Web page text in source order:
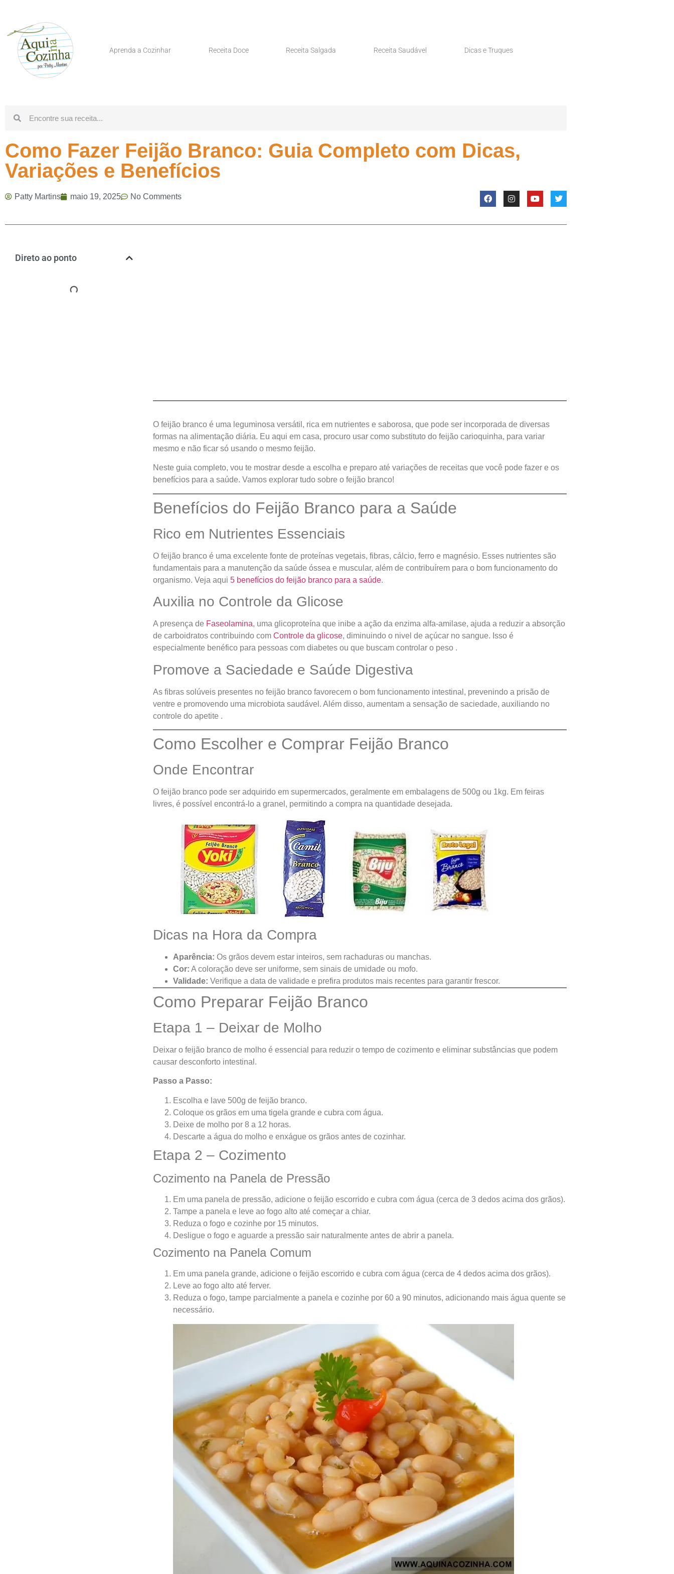
Aprenda a Cozinhar Receita Doce Receita Salgada Receita Saudável Dicas e Truques
Como Fazer Feijão Branco: Guia Completo com Dicas,
Variações e Benefícios
Patty Martins maio 19, 2025 No Comments
Direto ao ponto
O feijão branco é uma leguminosa versátil, rica em nutrientes e saborosa, que pode ser incorporada de diversas
formas na alimentação diária. Eu aqui em casa, procuro usar como substituto do feijão carioquinha, para variar
mesmo e não ficar só usando o mesmo feijão.
Neste guia completo, vou te mostrar desde a escolha e preparo até variações de receitas que você pode fazer e os
benefícios para a saúde. Vamos explorar tudo sobre o feijão branco!
Benefícios do Feijão Branco para a Saúde
Rico em Nutrientes Essenciais
O feijão branco é uma excelente fonte de proteínas vegetais, fibras, cálcio, ferro e magnésio. Esses nutrientes são
fundamentais para a manutenção da saúde óssea e muscular, além de contribuírem para o bom funcionamento do
organismo. Veja aqui 5 benefícios do feijão branco para a saúde.
Auxilia no Controle da Glicose
A presença de Faseolamina, uma glicoproteína que inibe a ação da enzima alfa-amilase, ajuda a reduzir a absorção
de carboidratos contribuindo com Controle da glicose, diminuindo o nivel de açúcar no sangue. Isso é
especialmente benéfico para pessoas com diabetes ou que buscam controlar o peso .
Promove a Saciedade e Saúde Digestiva
As fibras solúveis presentes no feijão branco favorecem o bom funcionamento intestinal, prevenindo a prisão de
ventre e promovendo uma microbiota saudável. Além disso, aumentam a sensação de saciedade, auxiliando no
controle do apetite .
Como Escolher e Comprar Feijão Branco
Onde Encontrar
O feijão branco pode ser adquirido em supermercados, geralmente em embalagens de 500g ou 1kg. Em feiras
livres, é possível encontrá-lo a granel, permitindo a compra na quantidade desejada.
Dicas na Hora da Compra
Aparência: Os grãos devem estar inteiros, sem rachaduras ou manchas.
Cor: A coloração deve ser uniforme, sem sinais de umidade ou mofo.
Validade: Verifique a data de validade e prefira produtos mais recentes para garantir frescor.
Como Preparar Feijão Branco
Etapa 1 – Deixar de Molho
Deixar o feijão branco de molho é essencial para reduzir o tempo de cozimento e eliminar substâncias que podem
causar desconforto intestinal.
Passo a Passo:
Escolha e lave 500g de feijão branco.
Coloque os grãos em uma tigela grande e cubra com água.
Deixe de molho por 8 a 12 horas.
Descarte a água do molho e enxágue os grãos antes de cozinhar.
Etapa 2 – Cozimento
Cozimento na Panela de Pressão
Em uma panela de pressão, adicione o feijão escorrido e cubra com água (cerca de 3 dedos acima dos grãos).
Tampe a panela e leve ao fogo alto até começar a chiar.
Reduza o fogo e cozinhe por 15 minutos.
Desligue o fogo e aguarde a pressão sair naturalmente antes de abrir a panela.
Cozimento na Panela Comum
Em uma panela grande, adicione o feijão escorrido e cubra com água (cerca de 4 dedos acima dos grãos).
Leve ao fogo alto até ferver.
Reduza o fogo, tampe parcialmente a panela e cozinhe por 60 a 90 minutos, adicionando mais água quente se
necessário.